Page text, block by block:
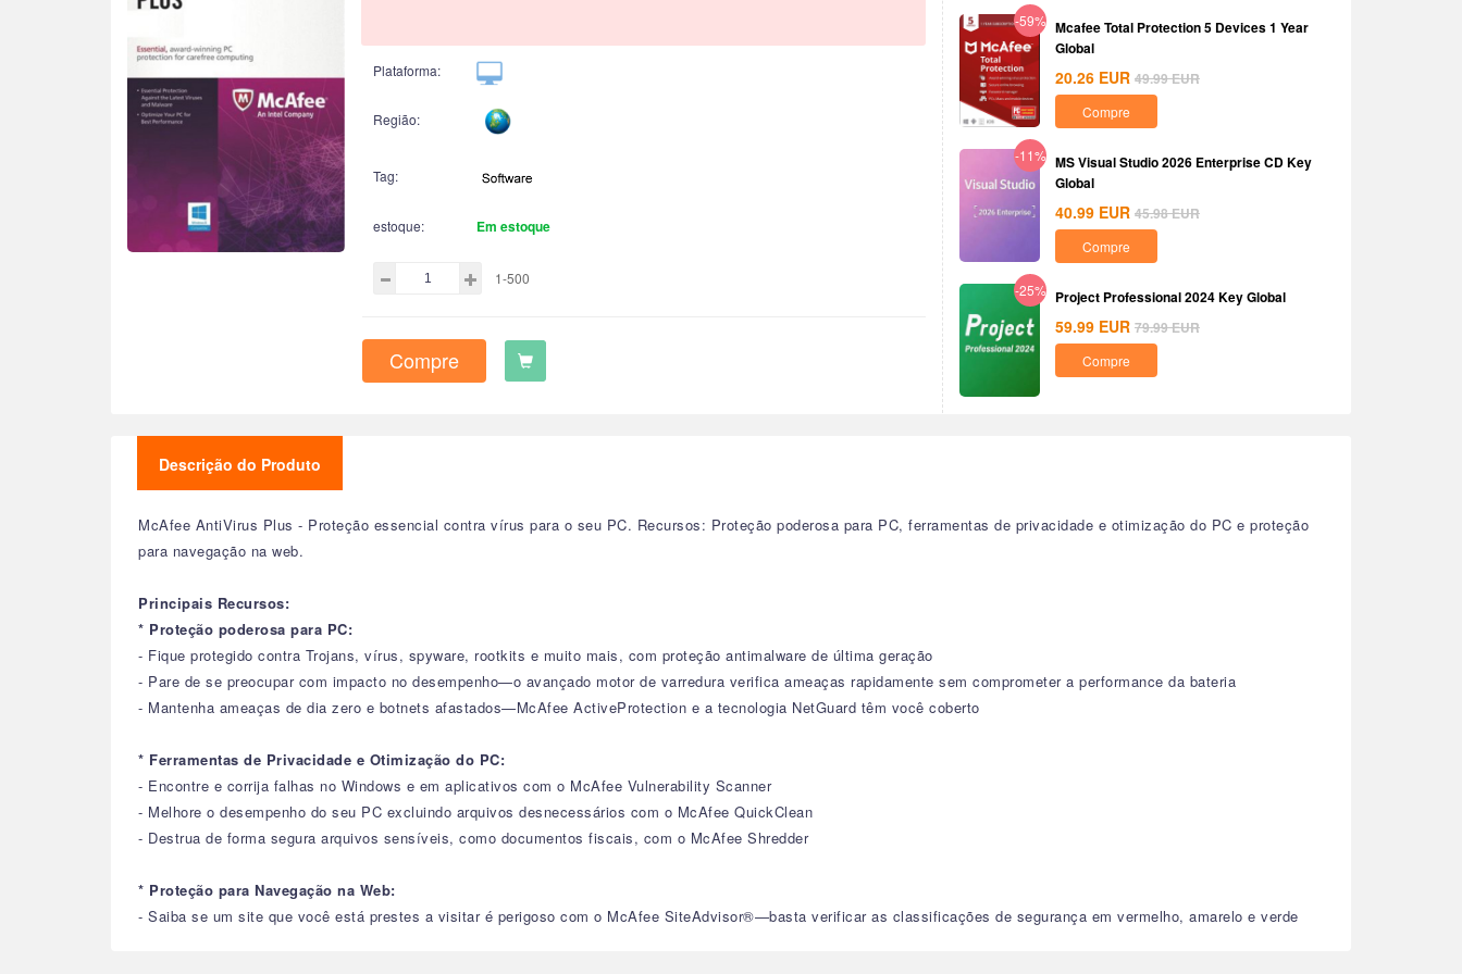
Plataforma:
Região:
Tag:
estoque: Em estoque
1-500
Compre
-59% Mcafee Total Protection 5 Devices 1 Year
Global
20.26 EUR 49.99EUR
Compre
-11% MS Visual Studio 2026 Enterprise CD Key
Global
40.99 EUR 45.98EUR
Compre
-25% Project Professional 2024 Key Global
59.99 EUR 79.99EUR
Compre
Descrição do Produto
McAfee AntiVirus Plus - Proteção essencial contra vírus para o seu PC. Recursos: Proteção poderosa para PC, ferramentas de privacidade e otimização do PC e proteção
para navegação na web.
Principais Recursos:
* Proteção poderosa para PC:
- Fique protegido contra Trojans, vírus, spyware, rootkits e muito mais, com proteção antimalware de última geração
- Pare de se preocupar com impacto no desempenho—o avançado motor de varredura verifica ameaças rapidamente sem comprometer a performance da bateria
- Mantenha ameaças de dia zero e botnets afastados—McAfee ActiveProtection e a tecnologia NetGuard têm você coberto
* Ferramentas de Privacidade e Otimização do PC:
- Encontre e corrija falhas no Windows e em aplicativos com o McAfee Vulnerability Scanner
- Melhore o desempenho do seu PC excluindo arquivos desnecessários com o McAfee QuickClean
- Destrua de forma segura arquivos sensíveis, como documentos fiscais, com o McAfee Shredder
* Proteção para Navegação na Web:
- Saiba se um site que você está prestes a visitar é perigoso com o McAfee SiteAdvisor®—basta verificar as classificações de segurança em vermelho, amarelo e verde